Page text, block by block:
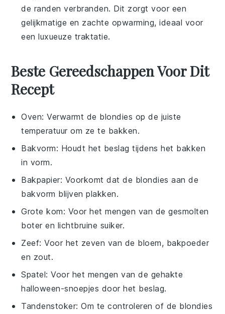
de randen verbranden. Dit zorgt voor een
gelijkmatige en zachte opwarming, ideaal voor
een luxueuze traktatie.
Beste Gereedschappen Voor Dit
Recept
Oven: Verwarmt de blondies op de juiste
temperatuur om ze te bakken.
Bakvorm: Houdt het beslag tijdens het bakken
in vorm.
Bakpapier: Voorkomt dat de blondies aan de
bakvorm blijven plakken.
Grote kom: Voor het mengen van de gesmolten
boter en lichtbruine suiker.
Zeef: Voor het zeven van de bloem, bakpoeder
en zout.
Spatel: Voor het mengen van de gehakte
halloween-snoepjes door het beslag.
Tandenstoker: Om te controleren of de blondies